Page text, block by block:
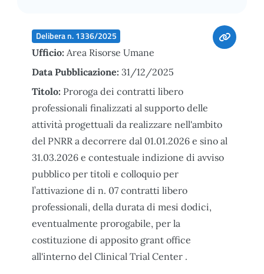
Delibera n. 1336/2025
Ufficio: Area Risorse Umane
Data Pubblicazione: 31/12/2025
Titolo: Proroga dei contratti libero
professionali finalizzati al supporto delle
attività progettuali da realizzare nell'ambito
del PNRR a decorrere dal 01.01.2026 e sino al
31.03.2026 e contestuale indizione di avviso
pubblico per titoli e colloquio per
l’attivazione di n. 07 contratti libero
professionali, della durata di mesi dodici,
eventualmente prorogabile, per la
costituzione di apposito grant office
all'interno del Clinical Trial Center .